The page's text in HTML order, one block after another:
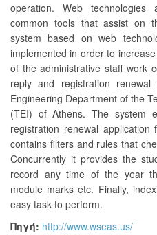
operation. Web
common tools that assist on
system based on web
implemented in order to
of the administrative staff work
reply and registration
Engineering Department of the
(TEI) of Athens. The system
registration renewal
contains filters and rules that
Concurrently it provides the
record any time of the year
module marks etc. Finally,
easy task to perform.
Πηγή: http://www.wseas.us/